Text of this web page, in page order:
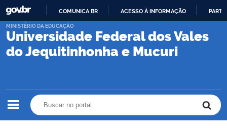
PARA
CONTEÚDO
COMUNICA BR ACESSO À INFORMAÇÃO
Universidade Federal dos Vales
do Jequitinhonha e Mucuri
MINISTÉRIO DA EDUCAÇÃO